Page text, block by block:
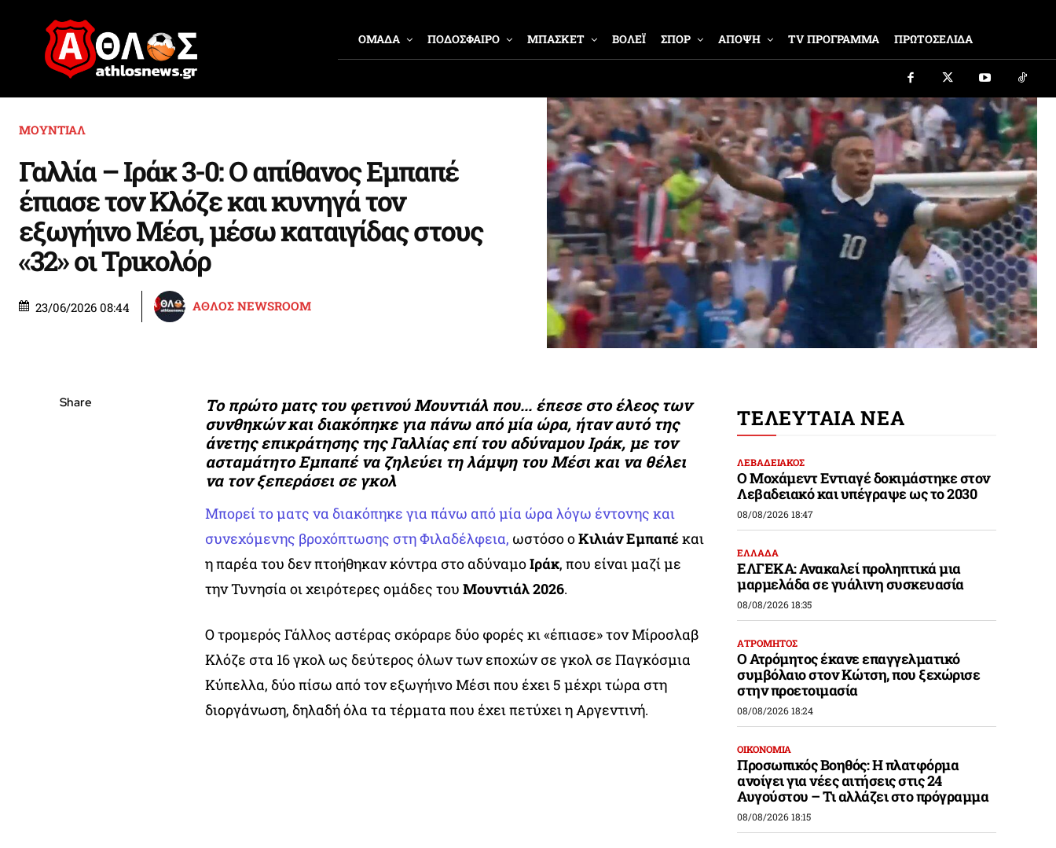
ΟΜΑΔΑ ΠΟΔΟΣΦΑΙΡΟ ΜΠΑΣΚΕΤ ΒΟΛΕΪ ΣΠΟΡ ΑΠΟΨΗ TV ΠΡΟΓΡΑΜΜΑ ΠΡΩΤΟΣΕΛΙΔΑ
ΜΟΥΝΤΙΑΛ
Γαλλία – Ιράκ 3-0: Ο απίθανος Εμπαπέ
έπιασε τον Κλόζε και κυνηγά τον
εξωγήινο Μέσι, μέσω καταιγίδας στους
«32» οι Τρικολόρ
23/06/2026 08:44 ΑΘΛΟΣ NEWSROOM
Share
Το πρώτο ματς του φετινού Μουντιάλ που... έπεσε στο έλεος των
συνθηκών και διακόπηκε για πάνω από μία ώρα, ήταν αυτό της
άνετης επικράτησης της Γαλλίας επί του αδύναμου Ιράκ, με τον
ασταμάτητο Εμπαπέ να ζηλεύει τη λάμψη του Μέσι και να θέλει
να τον ξεπεράσει σε γκολ
Μπορεί το ματς να διακόπηκε για πάνω από μία ώρα λόγω έντονης και
συνεχόμενης βροχόπτωσης στη Φιλαδέλφεια, ωστόσο οΚιλιάν Εμπαπέκαι
η παρέα του δεν πτοήθηκαν κόντρα στο αδύναμοΙράκ, που είναι μαζί με
την Τυνησία οι χειρότερες ομάδες του Μουντιάλ 2026.
Ο τρομερός Γάλλος αστέρας σκόραρε δύο φορές κι «έπιασε» τον Μίροσλαβ
Κλόζε στα 16 γκολ ως δεύτερος όλων των εποχών σε γκολ σε Παγκόσμια
Κύπελλα, δύο πίσω από τον εξωγήινο Μέσι που έχει 5 μέχρι τώρα στη
διοργάνωση, δηλαδή όλα τα τέρματα που έχει πετύχει η Αργεντινή.
ΤΕΛΕΥΤΑΙΑ ΝΕΑ
ΛΕΒΑΔΕΙΑΚΟΣ
Ο Μοχάμεντ Εντιαγέ δοκιμάστηκε στον
Λεβαδειακό και υπέγραψε ως το 2030
08/08/2026 18:47
ΕΛΛΑΔΑ
ΕΛΓΕΚΑ: Ανακαλεί προληπτικά μια
μαρμελάδα σε γυάλινη συσκευασία
08/08/2026 18:35
ΑΤΡΟΜΗΤΟΣ
Ο Ατρόμητος έκανε επαγγελματικό
συμβόλαιο στον Κώτση, που ξεχώρισε
στην προετοιμασία
08/08/2026 18:24
ΟΙΚΟΝΟΜΙΑ
Προσωπικός Βοηθός: Η πλατφόρμα
ανοίγει για νέες αιτήσεις στις 24
Αυγούστου – Τι αλλάζει στο πρόγραμμα
08/08/2026 18:15